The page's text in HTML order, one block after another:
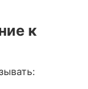
к